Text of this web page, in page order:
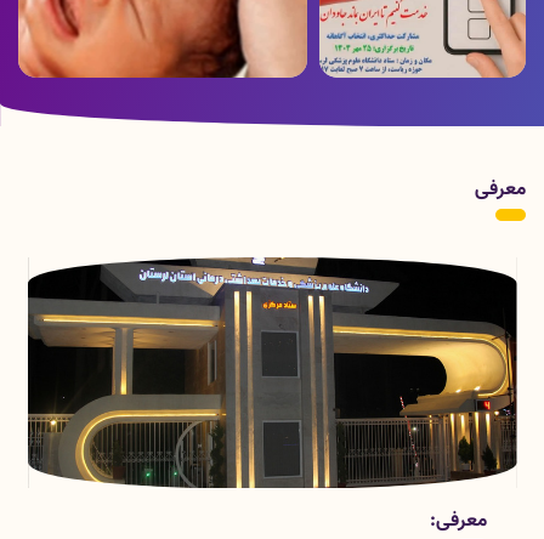
پوستر زمان برگزاری انتخابات
شهدای عشایر به مناسبت روز جهانی
معرفی
قسمتهای معاونت درمان